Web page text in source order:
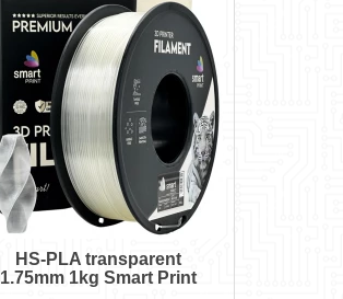
HS-PLA transparent
1.75mm 1kg Smart Print